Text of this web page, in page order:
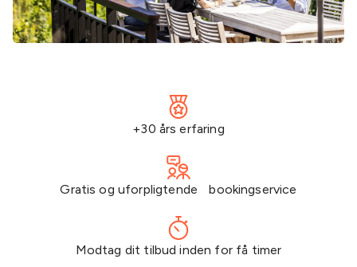
+30 års erfaring
Gratis og uforpligtende bookingservice
Modtag dit tilbud inden for få timer